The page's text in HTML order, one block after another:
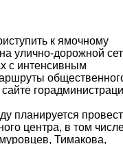
к ямочному
улично-дорожной
с интенсивным
планируется
центра, в том
Тимакова,